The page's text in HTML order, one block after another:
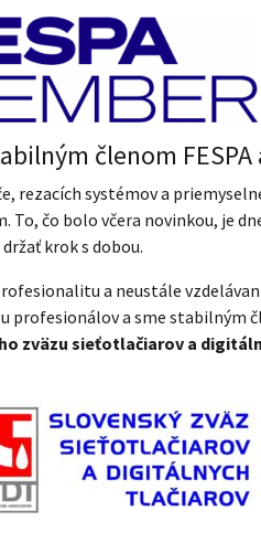
členom FESPA
rezacích systémov a
čo bolo včera novinkou, je
krok s dobou.
a neustále
profesionálov a sme stabilným
zväzu sieťotlačiarov a